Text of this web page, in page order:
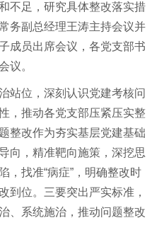
不足，研究具体整改落实措
务副总经理王涛主持会议并
成员出席会议，各党支部书
议。
站位，深刻认识党建考核问
，推动各党支部压紧压实整
整改作为夯实基层党建基础
向，精准靶向施策，深挖思
，找准“病症”，明确整改时
到位。三要突出严实标准，
、系统施治，推动问题整改